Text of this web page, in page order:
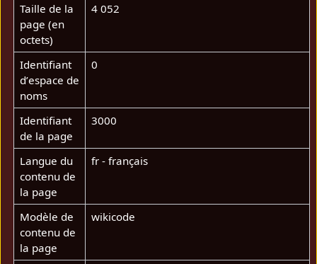
Taille de la
page (en
octets)
4 052
Identifiant
dʼespace de
noms
0
Identifiant
de la page
3000
Langue du
contenu de
la page
fr - français
Modèle de
contenu de
la page
wikicode